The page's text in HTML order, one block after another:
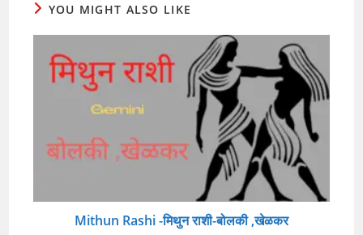
YOU MIGHT ALSO LIKE
Mithun Rashi -मिथुन राशी-बोलकी ,खेळकर